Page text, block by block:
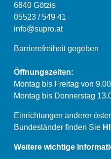
6840 Götzis
05523 / 549 41
info@supro.at
Barrierefreiheit gegeben
Öffnungszeiten:
Montag bis Freitag von
Montag bis Donnerstag
Einrichtungen anderer
Bundesländer finden Sie
Weitere wichtige